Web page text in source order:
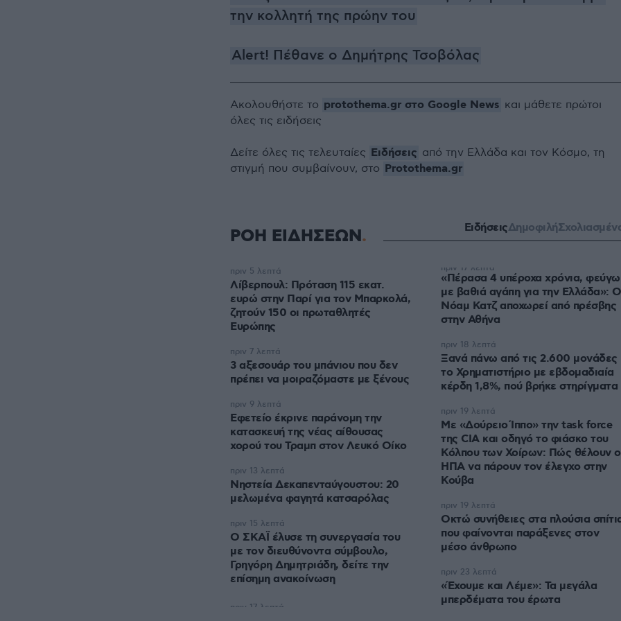
την κολλητή της πρώην του
Alert! Πέθανε ο Δημήτρης Τσοβόλας
Ακολουθήστε το protothema.gr στο Google News και μάθετε πρώτοι
όλες τις ειδήσεις
Δείτε όλες τις τελευταίες Ειδήσεις από την Ελλάδα και τον Κόσμο, τη
στιγμή που συμβαίνουν, στο Protothema.gr
ΡΟΗ ΕΙΔΗΣΕΩΝ ΕιδήσειςΔημοφιλή
Λίβερπουλ: Πρόταση 115 εκατ.
ευρώ στην Παρί για τον Μπαρκολά,
ζητούν 150 οι πρωταθλητές
Ευρώπης
πριν 5 λεπτά
3 αξεσουάρ του μπάνιου που δεν
πρέπει να μοιραζόμαστε με ξένους
πριν 7 λεπτά
Εφετείο έκρινε παράνομη την
κατασκευή της νέας αίθουσας
χορού του Τραμπ στον Λευκό Οίκο
πριν 9 λεπτά
Νηστεία Δεκαπενταύγουστου: 20
μελωμένα φαγητά κατσαρόλας
πριν 13 λεπτά
Ο ΣΚΑΪ έλυσε τη συνεργασία του
με τον διευθύνοντα σύμβουλο,
Γρηγόρη Δημητριάδη, δείτε την
επίσημη ανακοίνωση
πριν 15 λεπτά
«Πέρασα 4 υπέροχα χρόνια, φεύγω
με βαθιά αγάπη για την Ελλάδα»: Ο
Νόαμ Κατζ αποχωρεί από πρέσβης
στην Αθήνα
πριν 17 λεπτά
Ξανά πάνω από τις 2.600 μονάδες
το Χρηματιστήριο με εβδομαδιαία
κέρδη 1,8%, πού βρήκε στηρίγματα
πριν 18 λεπτά
Με «Δούρειο Ίππο» την task force
της CIA και οδηγό το φιάσκο του
Κόλπου των Χοίρων: Πώς θέλουν
ΗΠΑ να πάρουν τον έλεγχο στην
Κούβα
πριν 19 λεπτά
Οκτώ συνήθειες στα πλούσια
που φαίνονται παράξενες στον
μέσο άνθρωπο
πριν 19 λεπτά
«Έχουμε και Λέμε»: Τα μεγάλα
μπερδέματα του έρωτα
πριν 23 λεπτά